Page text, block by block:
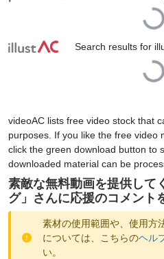
Search results for
videoAC lists free video stock that
purposes. If you like the free video
click the green download button to
downloaded material can be
素敵な無料動画を提供して
グ」さんに応援のコメント
素材の使用範囲や、使用方
については、こちらのヘル
い。